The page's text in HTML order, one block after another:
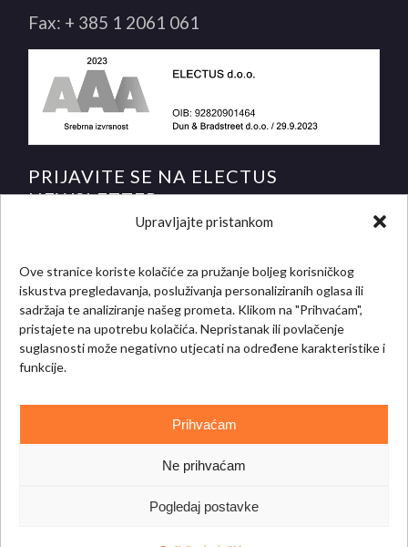
Upravljajte pristankom
Ove stranice koriste kolačiće za pružanje boljeg korisničkog
iskustva pregledavanja, posluživanja personaliziranih oglasa ili
sadržaja te analiziranje našeg prometa. Klikom na "Prihvaćam",
pristajete na upotrebu kolačića. Nepristanak ili povlačenje
suglasnosti može negativno utjecati na određene karakteristike i
funkcije.
Prihvaćam
Ne prihvaćam
Pogledaj postavke
Fax: + 385 1 2061 061
PRIJAVITE SE NA ELECTUS
NEWSLETTER
i saznajte novosti i posebne ponude prije svih!
*
Electus d.o.o.| Website by